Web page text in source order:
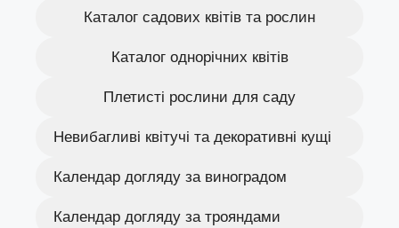
Каталог садових квітів та рослин
Каталог однорічних квітів
Плетисті рослини для саду
Невибагливі квітучі та декоративні кущі
Календар догляду за виноградом
Календар догляду за трояндами